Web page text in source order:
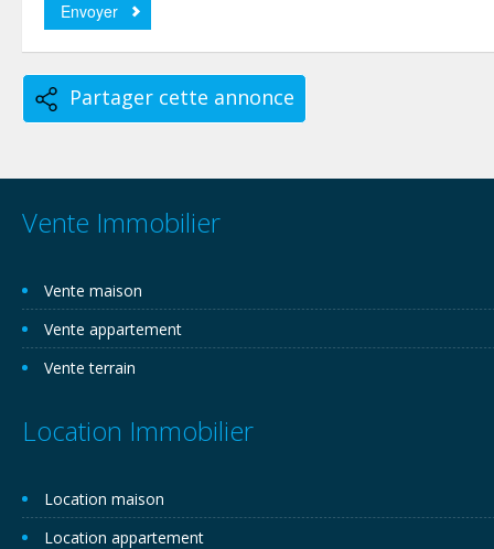
Partager cette annonce
Vente Immobilier
Vente maison
Vente appartement
Vente terrain
Location Immobilier
Location maison
Location appartement